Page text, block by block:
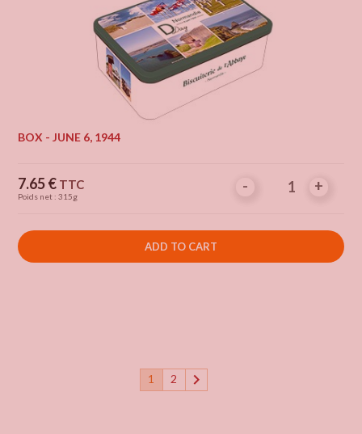
BOX - JUNE 6, 1944
Price
7.65 € TTC
Poids net : 315g
- +
- +
ADD TO CART
1 2 